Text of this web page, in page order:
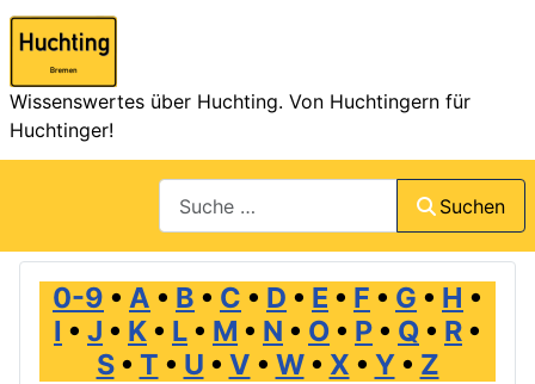
Wissenswertes über Huchting. Von Huchtingern für
Huchtinger!
Suchen
0-9 • A • B • C • D • E • F • G • H •
I • J • K • L • M • N • O • P • Q • R •
S• T • U • V • W• X • Y• Z